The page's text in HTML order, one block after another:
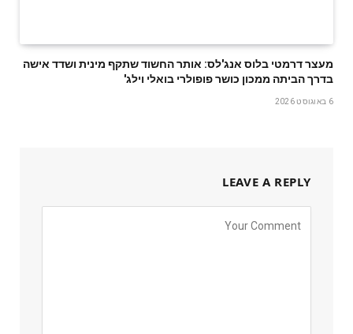
מעצר דרמטי בלוס אנג'לס: אותר החשוד שתקף מינית ושדד אישה
בדרך הביתה ממכון כושר פופולרי בואלי וילג'
6 באוגוסט 2026
LEAVE A REPLY